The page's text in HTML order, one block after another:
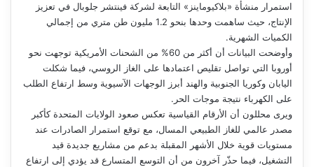
استمرار منشأة «بلاكيوماينز» التابعة لشركة فينتشر جلوبال في تعزيز
الإنتاج، حيث ساهمت وحدها بنحو 1.2 مليون طن متري من إجمالي
الكميات الشهرية.
وأوضحت البيانات أن أكثر من 60% من الشحنات الأمريكية توجهت نحو
أوروبا التي تواصل تقليص اعتمادها على الغاز الروسي، فيما شكلت
اليابان وكوريا الجنوبية والهند أبرز الوجهات الآسيوية وسط ارتفاع الطلب
على الكهرباء نتيجة موجات الحر.
ويرى محللون أن الأرقام القياسية تعكس صعود الولايات المتحدة كأكبر
مصدر عالمي للغاز الطبيعي المسال، مع توقع استمرار الصادرات عند
مستويات قوية خلال الأشهر المقبلة بدعم من مشاريع جديدة قيد
التشغيل، فيما حذّر آخرون من أن التوسع المتسارع قد يؤدي إلى ارتفاع